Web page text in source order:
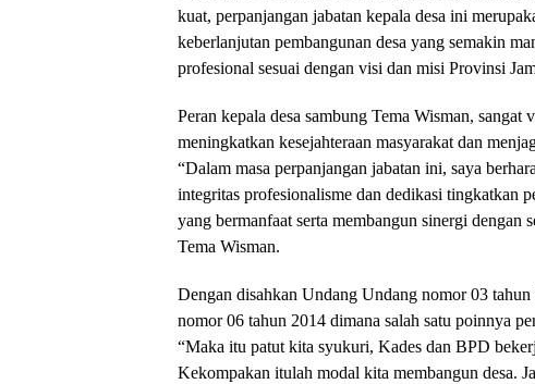
kuat, perpanjangan jabatan kepala desa ini
keberlanjutan pembangunan desa yang semakin
profesional sesuai dengan visi dan misi Provinsi
Peran kepala desa sambung Tema Wisman, sangat
meningkatkan kesejahteraan masyarakat dan
“Dalam masa perpanjangan jabatan ini, saya
integritas profesionalisme dan dedikasi tingkatkan
yang bermanfaat serta membangun sinergi dengan
Tema Wisman.
Dengan disahkan Undang Undang nomor 03
nomor 06 tahun 2014 dimana salah satu poinnya
“Maka itu patut kita syukuri, Kades dan BPD
Kekompakan itulah modal kita membangun desa.